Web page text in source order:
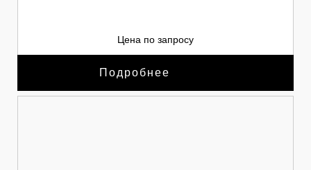
Цена по запросу
Подробнее